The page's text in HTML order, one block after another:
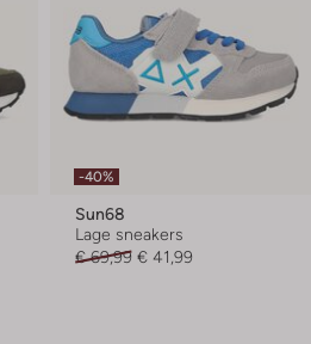
-40%
Sun68
Lage sneakers
€ 69,99 € 41,99